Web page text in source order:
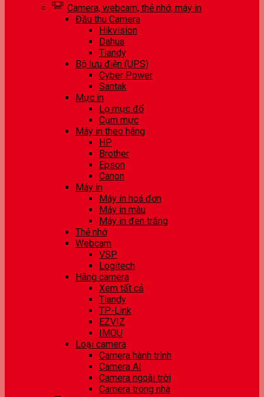
Camera, webcam, thẻ nhớ, máy in
Đầu thu Camera
Hikvision
Dahua
Tiandy
Bộ lưu điện (UPS)
Cyber Power
Santak
Mực in
Lọ mực đổ
Cụm mực
Máy in theo hãng
HP
Brother
Epson
Canon
Máy in
Máy in hoá đơn
Máy in màu
Máy in đen trắng
Thẻ nhớ
Webcam
VSP
Logitech
Hãng camera
Xem tất cả
Tiandy
TP-Link
EZVIZ
IMOU
Loại camera
Camera hành trình
Camera AI
Camera ngoài trời
Camera trong nhà